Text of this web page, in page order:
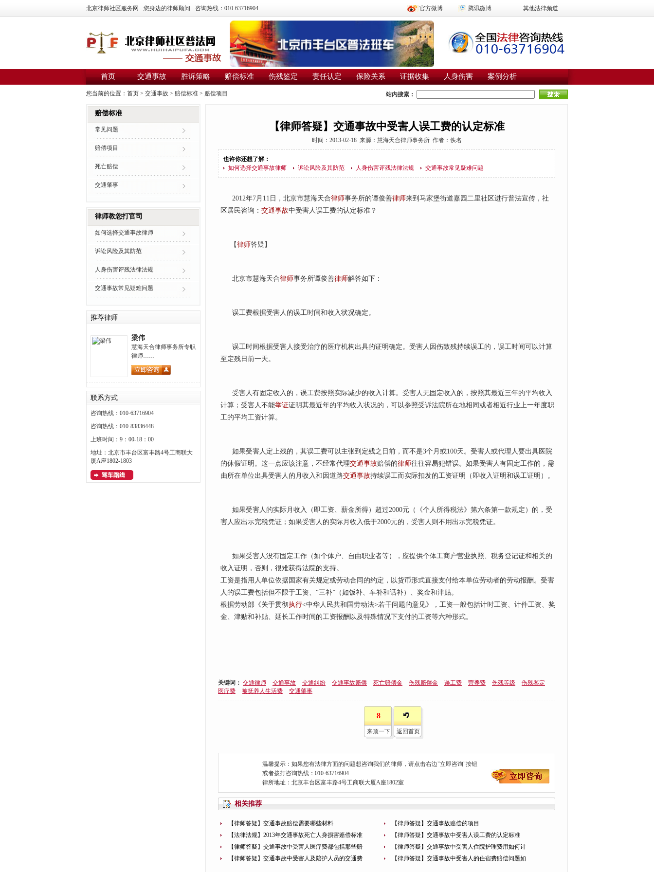
北京律师社区服务网 - 您身边的律师顾问 - 咨询热线：010-63716904 官方微博 腾讯微博 其他法律频道
首页 交通事故 胜诉策略 赔偿标准 伤残鉴定 责任认定 保险关系 证据收集 人身伤害 案例分析
您当前的位置： 首页 > 交通事故 > 赔偿标准 > 赔偿项目 站内搜索：
【律师答疑】交通事故中受害人误工费的认定标准
时间：2013-02-18 来源： 慧海天合律师事务所作者： 佚名
也许你还想了解：
如何选择交通事故律师
诉讼风险及其防范 人身伤害评残法律法规 交通事故常见疑难问题
2012年7月11日，北京市慧海天合律师事务所的谭俊善律师来到马家堡街道嘉园二里社区进行普法宣传，社
区居民咨询： 交通事故中受害人误工费的认定标准？
【律师答疑】
北京市慧海天合律师事务所谭俊善律师解答如下：
误工费根据受害人的误工时间和收入状况确定。
误工时间根据受害人接受治疗的医疗机构出具的证明确定。受害人因伤致残持续误工的，误工时间可以计算
至定残日前一天。
受害人有固定收入的，误工费按照实际减少的收入计算。受害人无固定收入的，按照其最近三年的平均收入
计算；受害人不能举证证明其最近年的平均收入状况的，可以参照受诉法院所在地相同或者相近行业上一年度职
工的平均工资计算。
如果受害人定上残的，其误工费可以主张到定残之日前，而不是3个月或100天。受害人或代理人要出具医院
的休假证明。这一点应该注意，不经常代理交通事故赔偿的律师往往容易犯错误。如果受害人有固定工作的，需
由所在单位出具受害人的月收入和因道路交通事故持续误工而实际扣发的工资证明（即收入证明和误工证明）。
如果受害人的实际月收入（即工资、薪金所得）超过2000元（《个人所得税法》第六条第一款规定）的，受
害人应出示完税凭证；如果受害人的实际月收入低于2000元的，受害人则不用出示完税凭证。
如果受害人没有固定工作（如个体户、自由职业者等），应提供个体工商户营业执照、税务登记证和相关的
收入证明，否则，很难获得法院的支持。
工资是指用人单位依据国家有关规定或劳动合同的约定，以货币形式直接支付给本单位劳动者的劳动报酬。受害
人的误工费包括但不限于工资、“三补”（如饭补、车补和话补）、奖金和津贴。
根据劳动部《关于贯彻执行<中华人民共和国劳动法>若干问题的意见》，工资一般包括计时工资、计件工资、奖
金、津贴和补贴、延长工作时间的工资报酬以及特殊情况下支付的工资等六种形式。
关键词： 交通律师 交通事故 交通纠纷 交通事故赔偿 死亡赔偿金 伤残赔偿金 误工费 营养费 伤残等级
伤残鉴定
医疗费
被抚养人生活费 交通肇事
8
来顶一下 返回首页
温馨提示：如果您有法律方面的问题想咨询我们的律师，请点击右边"立即咨询"按钮
或者拨打咨询热线：010-63716904
律所地址：北京丰台区富丰路4号工商联大厦A座1802室
相关推荐
【律师答疑】交通事故赔偿需要哪些材料
【律师答疑】交通事故赔偿的项目
【法律法规】2013年交通事故死亡人身损害赔偿标准
【律师答疑】交通事故中受害人误工费的认定标准
【律师答疑】交通事故中受害人医疗费都包括那些赔
【律师答疑】交通事故中受害人住院护理费用如何计
【律师答疑】交通事故中受害人及陪护人员的交通费
【律师答疑】交通事故中受害人的住宿费赔偿问题如
赔偿标准
常见问题
赔偿项目
死亡赔偿
交通肇事
律师教您打官司
如何选择交通事故律师
诉讼风险及其防范
人身伤害评残法律法规
交通事故常见疑难问题
推荐律师
梁伟
慧海天合律师事务所专职
律师……
联系方式
咨询热线：010-63716904
咨询热线：010-83836448
上班时间：9：00-18：00
地址：北京市丰台区富丰路4号工商联大
厦A座1802-1803